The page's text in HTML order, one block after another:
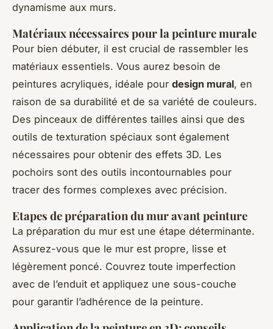
dynamisme aux murs.
Matériaux nécessaires pour la peinture murale
Pour bien débuter, il est crucial de rassembler les
matériaux essentiels. Vous aurez besoin de
peintures acryliques, idéale pour design mural, en
raison de sa durabilité et de sa variété de couleurs.
Des pinceaux de différentes tailles ainsi que des
outils de texturation spéciaux sont également
nécessaires pour obtenir des effets 3D. Les
pochoirs sont des outils incontournables pour
tracer des formes complexes avec précision.
Etapes de préparation du mur avant peinture
La préparation du mur est une étape déterminante.
Assurez-vous que le mur est propre, lisse et
légèrement poncé. Couvrez toute imperfection
avec de l’enduit et appliquez une sous-couche
pour garantir l’adhérence de la peinture.